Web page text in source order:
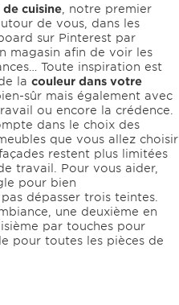
de cuisine, notre premier
de vous, dans les
sur Pinterest par
magasin afin de voir les
Toute inspiration est
la couleur dans votre
sûr mais également avec
ou encore la crédence.
dans le choix des
que vous allez choisir
restent plus limitées
travail. Pour vous aider,
pour bien
dépasser trois teintes.
une deuxième en
par touches pour
pour toutes les pièces de